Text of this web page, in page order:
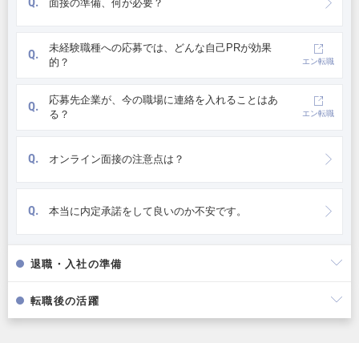
面接の準備、何が必要？
Q.
未経験職種への応募では、どんな自己PRが効果
的？
エン転職
Q.
応募先企業が、今の職場に連絡を入れることはあ
る？
エン転職
Q. オンライン面接の注意点は？
Q. 本当に内定承諾をして良いのか不安です。
退職・入社の準備
転職後の活躍